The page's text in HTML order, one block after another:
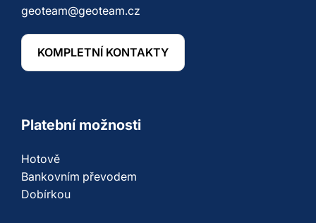
geoteam@geoteam.cz
KOMPLETNÍ KONTAKTY
Platební možnosti
Hotově
Bankovním převodem
Dobírkou